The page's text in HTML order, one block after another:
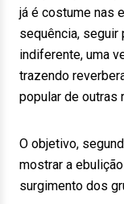
já é costume nas
sequência, seguir
indiferente, uma
trazendo
popular de outras
O objetivo,
mostrar a
surgimento dos